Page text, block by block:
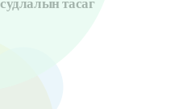
судлалын тасаг